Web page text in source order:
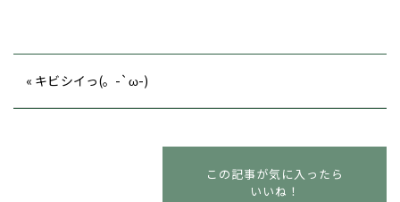
« キビシイっ(。-`ω-)
この記事が気に入ったら
いいね！